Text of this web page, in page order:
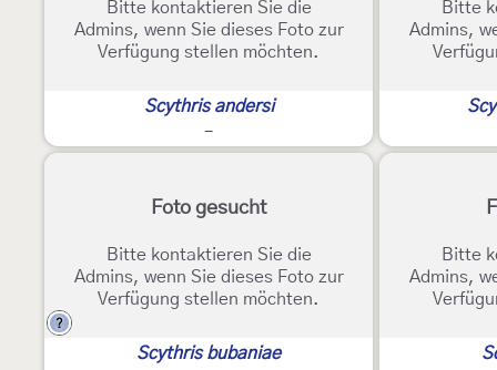
Bitte kontaktieren Sie die
Admins, wenn Sie dieses Foto zur
Verfügung stellen möchten.
Scythris andersi
-
Bitte
Admins,
Foto gesucht
Bitte kontaktieren Sie die
Admins, wenn Sie dieses Foto zur
Verfügung stellen möchten.
?
Scythris bubaniae
Bitte
Admins,